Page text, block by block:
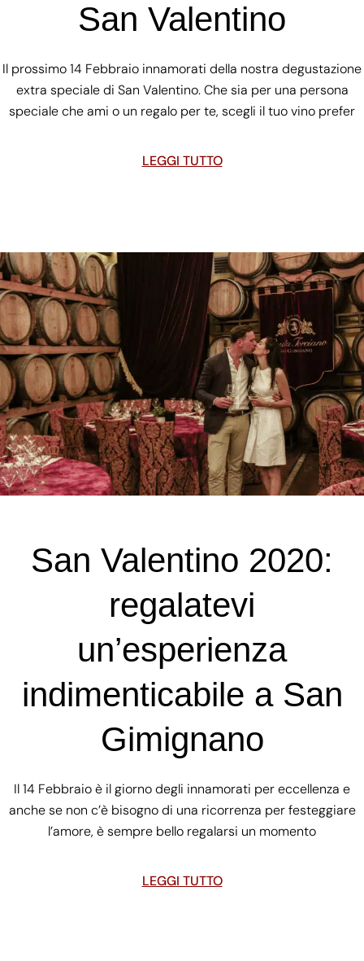
San Valentino
Il prossimo 14 Febbraio innamorati della nostra degustazione
extra speciale di San Valentino. Che sia per una persona
speciale che ami o un regalo per te, scegli il tuo vino prefer
LEGGI TUTTO
San Valentino 2020:
regalatevi
un’esperienza
indimenticabile a San
Gimignano
Il 14 Febbraio è il giorno degli innamorati per eccellenza e
anche se non c’è bisogno di una ricorrenza per festeggiare
l’amore, è sempre bello regalarsi un momento
LEGGI TUTTO